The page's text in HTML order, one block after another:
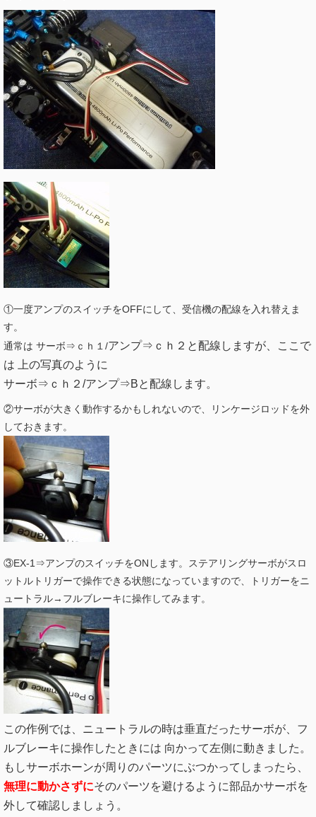
①一度アンプのスイッチをOFFにして、受信機の配線を入れ替えま
す。
通常は サーボ⇒ｃｈ１/アンプ⇒ｃｈ２と配線しますが、ここで
は 上の写真のように
サーボ⇒ｃｈ２/アンプ⇒Bと配線します。
②サーボが大きく動作するかもしれないので、リンケージロッドを外
しておきます。
③EX-1⇒アンプのスイッチをONします。ステアリングサーボがスロ
ットルトリガーで操作できる状態になっていますので、トリガーをニ
ュートラル→フルブレーキに操作してみます。
この作例では、ニュートラルの時は垂直だったサーボが、フ
ルブレーキに操作したときには 向かって左側に動きました。
もしサーボホーンが周りのパーツにぶつかってしまったら、
無理に動かさずにそのパーツを避けるように部品かサーボを
外して確認しましょう。